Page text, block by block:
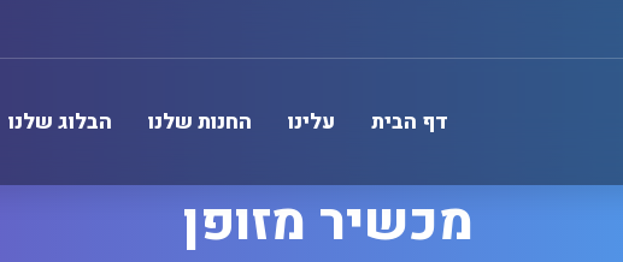
דף הבית עלינו החנות שלנו הבלוג שלנו
מכשיר מזופן